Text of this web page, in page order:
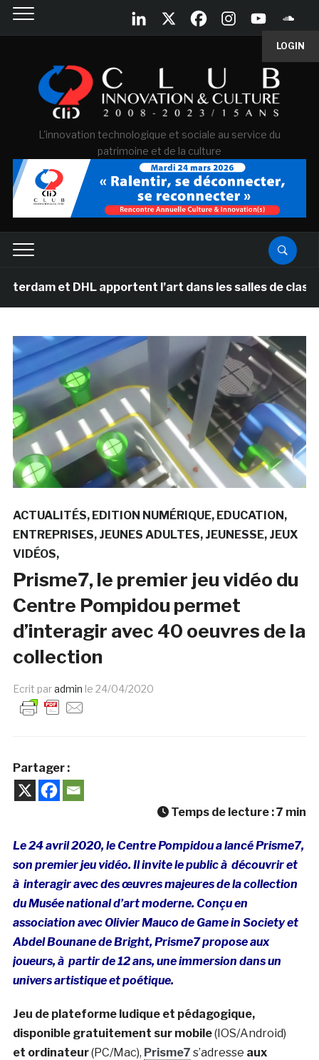
LOGIN
L'innovation technologique et sociale au service du
patrimoine et de la culture
et DHL apportent l’art dans les salles de classe des
ACTUALITÉS EDITION NUMÉRIQUE EDUCATION
ENTREPRISES JEUNES ADULTES JEUNESSE JEUX
VIDÉOS
Prisme7, le premier jeu vidéo du
Centre Pompidou permet
d’interagir avec 40 oeuvres de la
collection
Ecrit paradmin le 24/04/2020
Partager :
Temps de lecture :7 min
Le 24 avril 2020, le Centre Pompidou a lancé Prisme7,
son premier jeu vidéo. Il invite le public à découvrir et
à interagir avec des œuvres majeures de la collection
du Musée national d’art moderne. Conçu en
association avec Olivier Mauco de Game in Society et
Abdel Bounane de Bright, Prisme7 propose aux
joueurs, à partir de 12 ans, une immersion dans un
univers artistique et poétique.
Jeu de plateforme ludique et pédagogique,
disponible gratuitement sur mobile(IOS/Android)
et ordinateur(PC/Mac), Prisme7 s’adresse aux